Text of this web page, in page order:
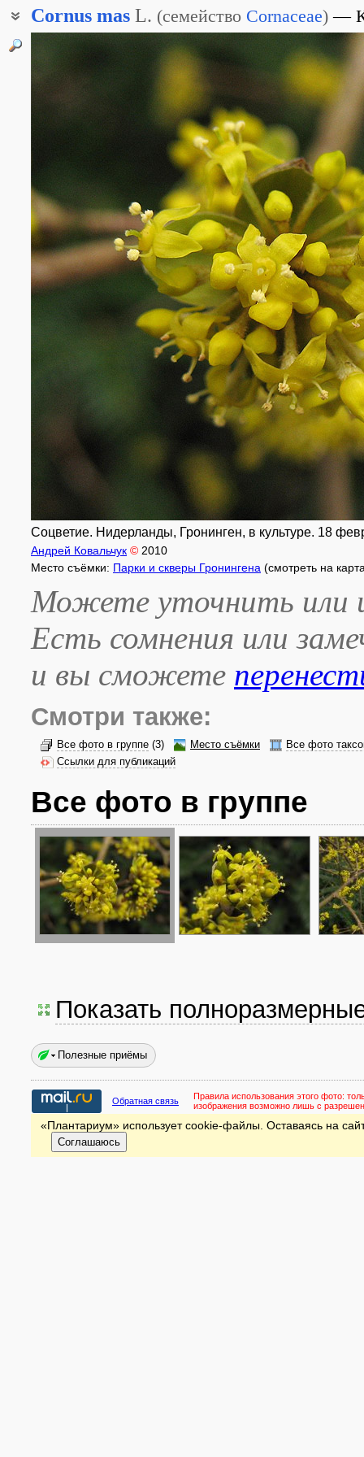
Cornus mas L. (семейство Cornaceae)
Кизил обыкновенный
Соцветие. Нидерланды, Гронинген, в культуре. 18
Андрей Ковальчук © 2010
Место съёмки: Парки и скверы Гронингена (смотреть на
Можете уточнить или
Есть сомнения или
и вы сможете
Смотри также:
Все фото в группе (3) Место съёмки
Все фото
Ссылки для публикаций
Все фото в группе
Показать
Полезные приёмы
Обратная связь Правила использования этого фото:
изображения возможно лишь с
«Плантариум» использует cookie-файлы. Оставаясь на
Соглашаюсь